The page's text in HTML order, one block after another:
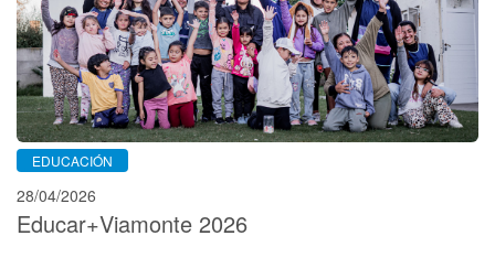
EDUCACIÓN
28/04/2026
Educar+Viamonte 2026